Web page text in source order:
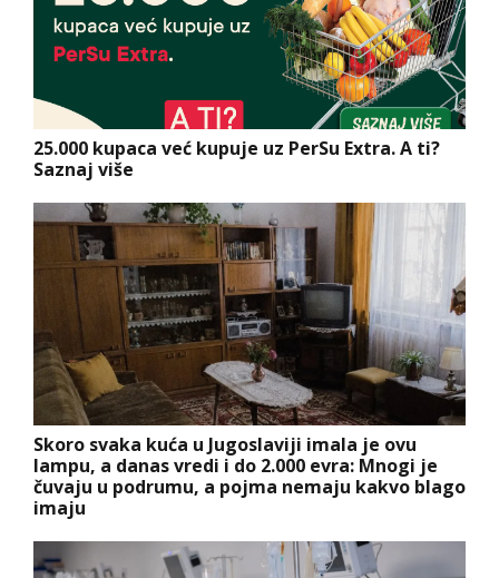
25.000 kupaca već kupuje uz PerSu Extra. A ti?
Saznaj više
Skoro svaka kuća u Jugoslaviji imala je ovu
lampu, a danas vredi i do 2.000 evra: Mnogi je
čuvaju u podrumu, a pojma nemaju kakvo blago
imaju